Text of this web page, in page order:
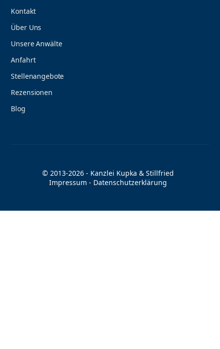
Kontakt
Über Uns
Unsere Anwälte
Anfahrt
Stellenangebote
Rezensionen
Blog
© 2013-2026 - Kanzlei Kupka & Stillfried
Impressum - Datenschutzerklärung